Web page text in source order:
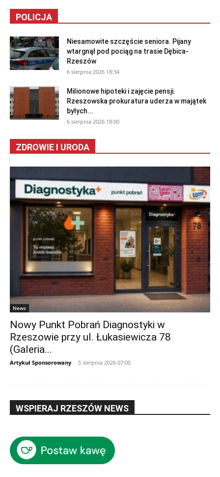
POLICJA
Niesamowite szczęście seniora. Pijany
wtargnął pod pociąg na trasie Dębica-
Rzeszów
6 sierpnia 2026 18:34
Milionowe hipoteki i zajęcie pensji.
Rzeszowska prokuratura uderza w majątek
byłych...
6 sierpnia 2026 18:00
ZDROWIE I URODA
News
Nowy Punkt Pobrań Diagnostyki w
Rzeszowie przy ul. Łukasiewicza 78
(Galeria...
Artykuł Sponsorowany - 5 sierpnia 2026 07:00
WSPIERAJ RZESZÓW NEWS